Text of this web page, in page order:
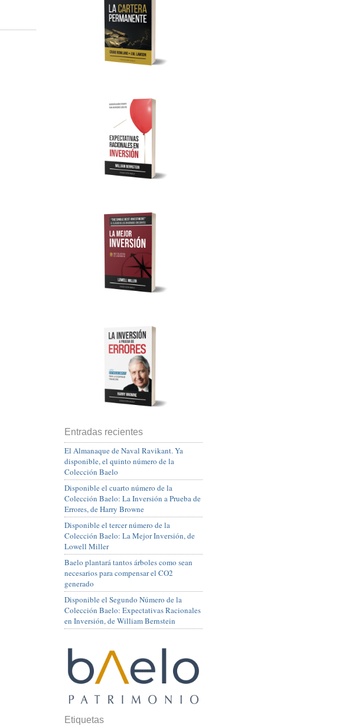
Entradas recientes
El Almanaque de Naval Ravikant. Ya
disponible, el quinto número de la
Colección Baelo
Disponible el cuarto número de la
Colección Baelo: La Inversión a Prueba de
Errores, de Harry Browne
Disponible el tercer número de la
Colección Baelo: La Mejor Inversión, de
Lowell Miller
Baelo plantará tantos árboles como sean
necesarios para compensar el CO2
generado
Disponible el Segundo Número de la
Colección Baelo: Expectativas Racionales
en Inversión, de William Bernstein
Etiquetas